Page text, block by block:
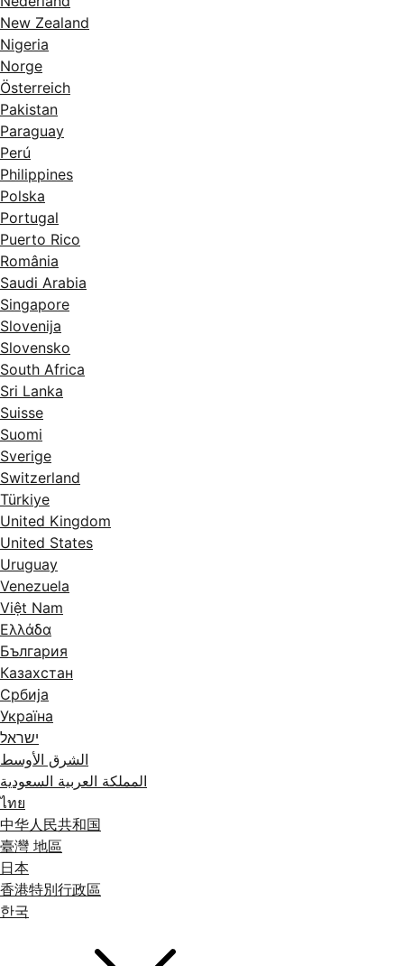
New Zealand
Nigeria
Norge
Österreich
Pakistan
Paraguay
Perú
Philippines
Polska
Portugal
Puerto Rico
România
Saudi Arabia
Singapore
Slovenija
Slovensko
South Africa
Sri Lanka
Suisse
Suomi
Sverige
Switzerland
Türkiye
United Kingdom
United States
Uruguay
Venezuela
Việt Nam
Ελλάδα
България
Казахстан
Србија
Україна
ישראל
الشرق الأوسط
المملكة العربية السعودية
ไทย
中华人民共和国
臺灣 地區
日本
香港特別行政區
한국